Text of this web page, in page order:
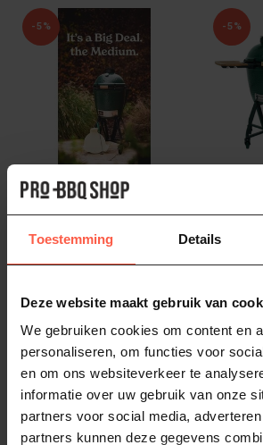
Toestemming Details
Deze website maakt gebruik van
We gebruiken cookies om content en
personaliseren, om functies voor
en om ons websiteverkeer te
informatie over uw gebruik van onze
partners voor social media,
partners kunnen deze gegevens
-5%
BIG GREEN EGG
Medium Deal
Big Green Egg bestaat meer
dan 50 jaar en dat vieren we
samen! De Big Green Egg ...
2.092,75 1.995,00
Op voorraad
-5%
wat je...
2.324,95
-10%